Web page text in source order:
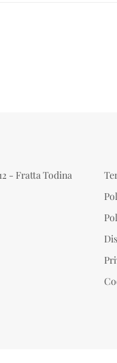
- Fratta Todina